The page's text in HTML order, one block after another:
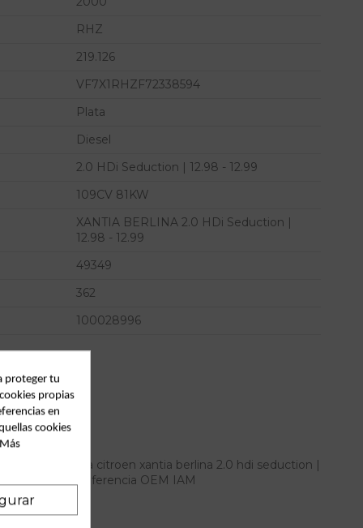
RHZ
219.126
VF7X1RHZF72338594
Plata
Diesel
2.0 HDi Seduction | 12.98 - 12.99
109CV 81KW
XANTIA BERLINA 2.0 HDi Seduction |
12.98 - 12.99
49349
362
100028996
izquierdo para citroen xantia berlina 2.0 hdi seduction |
12.98 - 12.99 referencia OEM IAM
proteger tu
propias
en
cookies